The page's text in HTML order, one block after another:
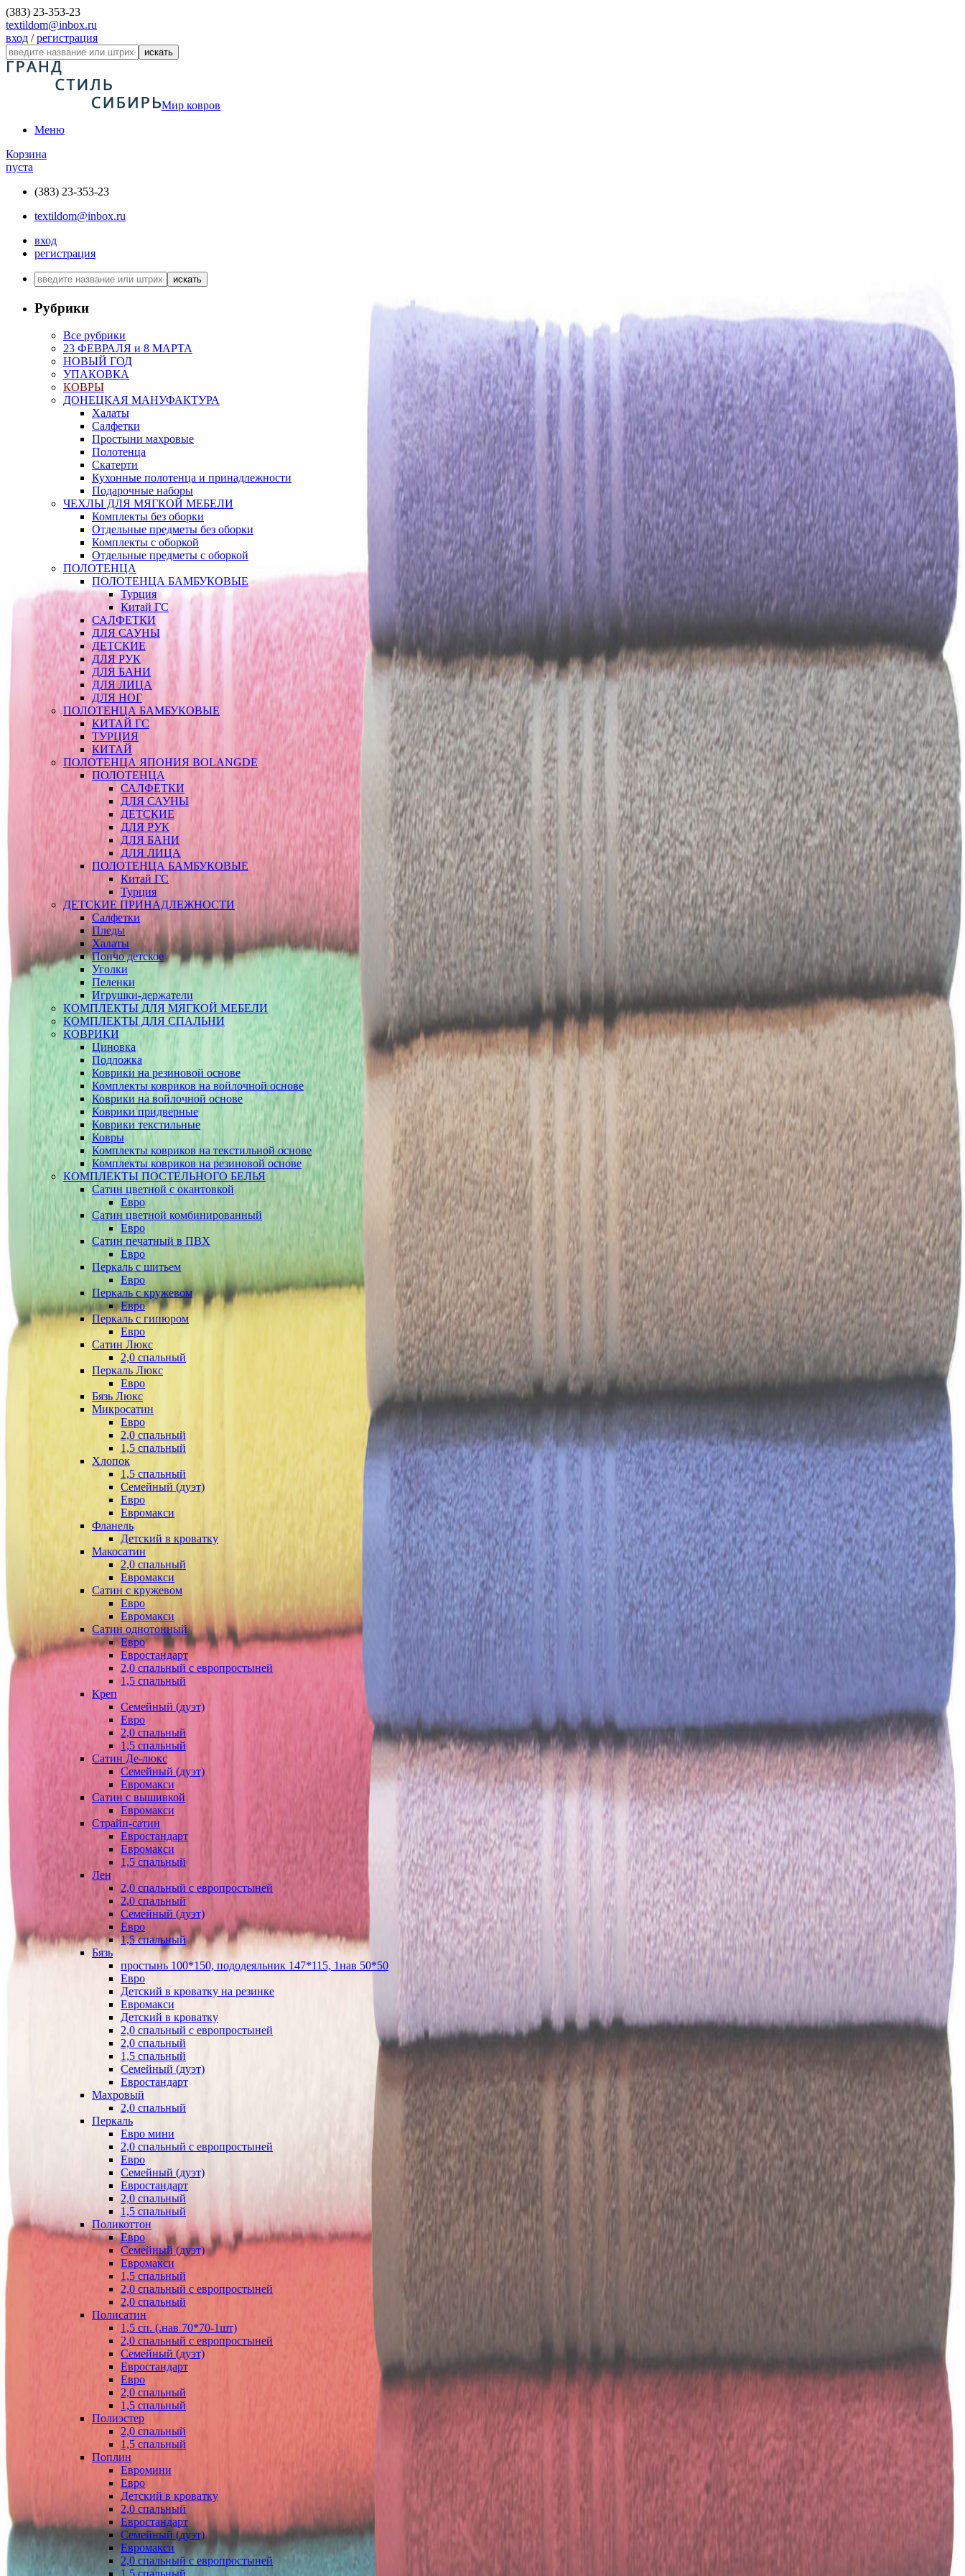
(383) 23-353-23
textildom@inbox.ru
вход /регистрация
искать
Мир ковров
Меню
Корзина
пуста
(383) 23-353-23
textildom@inbox.ru
вход
регистрация
искать
Рубрики
Все рубрики
23 ФЕВРАЛЯ и 8 МАРТА
НОВЫЙ ГОД
УПАКОВКА
КОВРЫ
ДОНЕЦКАЯ МАНУФАКТУРА
Халаты
Салфетки
Простыни махровые
Полотенца
Скатерти
Кухонные полотенца и принадлежности
Подарочные наборы
ЧЕХЛЫ ДЛЯ МЯГКОЙ МЕБЕЛИ
Комплекты без оборки
Отдельные предметы без оборки
Комплекты с оборкой
Отдельные предметы с оборкой
ПОЛОТЕНЦА
ПОЛОТЕНЦА БАМБУКОВЫЕ
Турция
Китай ГС
САЛФЕТКИ
ДЛЯ САУНЫ
ДЕТСКИЕ
ДЛЯ РУК
ДЛЯ БАНИ
ДЛЯ ЛИЦА
ДЛЯ НОГ
ПОЛОТЕНЦА БАМБУКОВЫЕ
КИТАЙ ГС
ТУРЦИЯ
КИТАЙ
ПОЛОТЕНЦА ЯПОНИЯ BOLANGDE
ПОЛОТЕНЦА
САЛФЕТКИ
ДЛЯ САУНЫ
ДЕТСКИЕ
ДЛЯ РУК
ДЛЯ БАНИ
ДЛЯ ЛИЦА
ПОЛОТЕНЦА БАМБУКОВЫЕ
Китай ГС
Турция
ДЕТСКИЕ ПРИНАДЛЕЖНОСТИ
Салфетки
Пледы
Халаты
Пончо детское
Уголки
Пеленки
Игрушки-держатели
КОМПЛЕКТЫ ДЛЯ МЯГКОЙ МЕБЕЛИ
КОМПЛЕКТЫ ДЛЯ СПАЛЬНИ
КОВРИКИ
Циновка
Подложка
Коврики на резиновой основе
Комплекты ковриков на войлочной основе
Коврики на войлочной основе
Коврики придверные
Коврики текстильные
Ковры
Комплекты ковриков на текстильной основе
Комплекты ковриков на резиновой основе
КОМПЛЕКТЫ ПОСТЕЛЬНОГО БЕЛЬЯ
Сатин цветной с окантовкой
Евро
Сатин цветной комбинированный
Евро
Сатин печатный в ПВХ
Евро
Перкаль с шитьем
Евро
Перкаль с кружевом
Евро
Перкаль с гипюром
Евро
Сатин Люкс
2,0 спальный
Перкаль Люкс
Евро
Бязь Люкс
Микросатин
Евро
2,0 спальный
1,5 спальный
Хлопок
1,5 спальный
Семейный (дуэт)
Евро
Евромакси
Фланель
Детский в кроватку
Макосатин
2,0 спальный
Евромакси
Сатин с кружевом
Евро
Евромакси
Сатин однотонный
Евро
Евростандарт
2,0 спальный с европростыней
1,5 спальный
Креп
Семейный (дуэт)
Евро
2,0 спальный
1,5 спальный
Сатин Де-люкс
Семейный (дуэт)
Евромакси
Сатин с вышивкой
Евромакси
Страйп-сатин
Евростандарт
Евромакси
1,5 спальный
Лен
2,0 спальный с европростыней
2,0 спальный
Семейный (дуэт)
Евро
1,5 спальный
Бязь
простынь 100*150, пододеяльник 147*115, 1нав 50*50
Евро
Детский в кроватку на резинке
Евромакси
Детский в кроватку
2,0 спальный с европростыней
2,0 спальный
1,5 спальный
Семейный (дуэт)
Евростандарт
Махровый
2,0 спальный
Перкаль
Евро мини
2,0 спальный с европростыней
Евро
Семейный (дуэт)
Евростандарт
2,0 спальный
1,5 спальный
Поликоттон
Евро
Семейный (дуэт)
Евромакси
1,5 спальный
2,0 спальный с европростыней
2,0 спальный
Полисатин
1,5 сп. (.нав 70*70-1шт)
2,0 спальный с европростыней
Семейный (дуэт)
Евростандарт
Евро
2,0 спальный
1,5 спальный
Полиэстер
2,0 спальный
1,5 спальный
Поплин
Евромини
Евро
Детский в кроватку
2,0 спальный
Евростандарт
Семейный (дуэт)
Евромакси
2,0 спальный с европростыней